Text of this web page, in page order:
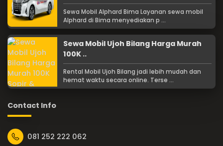
Sewa Mobil Alphard Bima Layanan sewa mobil
Alphard di Bima menyediakan p ...
Sewa Mobil Ujoh Bilang Harga Murah
100K ..
Rental Mobil Ujoh Bilang jadi lebih mudah dan
hemat waktu secara online. Terse ...
Contact Info
081 252 222 062